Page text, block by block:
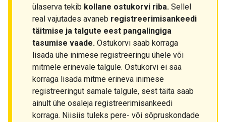
ülaserva tekib kollane ostukorvi riba. Sellel
real vajutades avaneb registreerimisankeedi
täitmise ja talgute eest pangalingiga
tasumise vaade. Ostukorvi saab korraga
lisada ühe inimese registreeringu ühele või
mitmele erinevale talgule. Ostukorvi ei saa
korraga lisada mitme erineva inimese
registreeringut samale talgule, sest täita saab
ainult ühe osaleja registreerimisankeedi
korraga. Niisiis tuleks pere- või sõpruskondade